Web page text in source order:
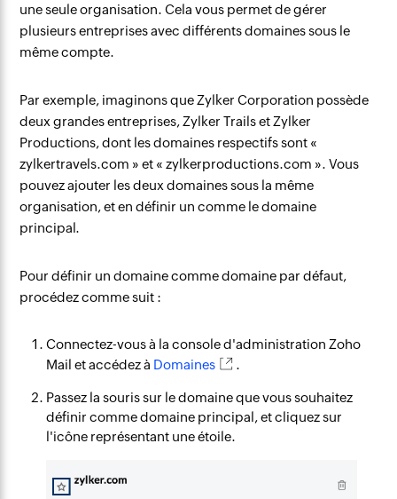
une seule organisation. Cela vous permet de gérer
plusieurs entreprises avec différents domaines sous le
même compte.
Par exemple, imaginons que Zylker Corporation possède
deux grandes entreprises, Zylker Trails et Zylker
Productions, dont les domaines respectifs sont «
zylkertravels.com » et « zylkerproductions.com ». Vous
pouvez ajouter les deux domaines sous la même
organisation, et en définir un comme le domaine
principal.
Pour définir un domaine comme domaine par défaut,
procédez comme suit :
Connectez-vous à la console d'administration Zoho
Mail et accédez à Domaines .
Passez la souris sur le domaine que vous souhaitez
définir comme domaine principal, et cliquez sur
l'icône représentant une étoile.